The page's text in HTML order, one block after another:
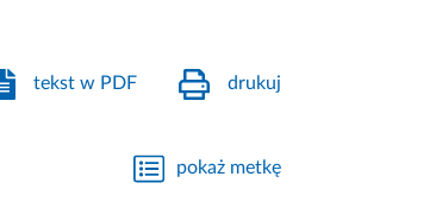
tekst w PDF drukuj
pokaż metkę